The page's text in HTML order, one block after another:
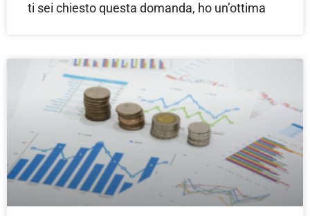
ti sei chiesto questa domanda, ho un’ottima